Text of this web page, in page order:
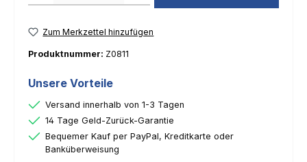
Zum Merkzettel hinzufügen
Produktnummer: Z0811
Unsere Vorteile
Versand innerhalb von 1-3 Tagen
14 Tage Geld-Zurück-Garantie
Bequemer Kauf per PayPal, Kreditkarte oder
Banküberweisung